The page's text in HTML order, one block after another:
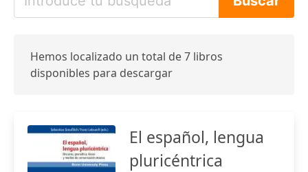
Hemos localizado un total de 7 libros
disponibles para descargar
El español, lengua
pluricéntrica